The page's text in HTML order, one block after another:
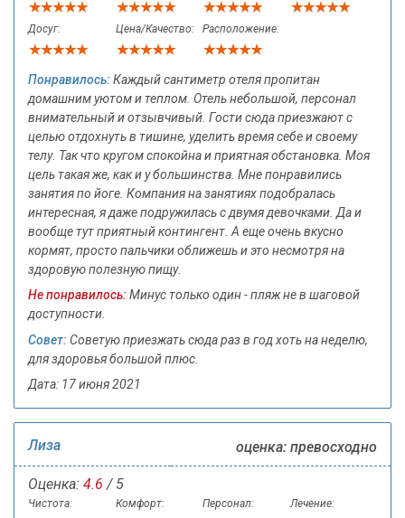
Досуг: Цена/Качество: Расположение:
Понравилось: Каждый сантиметр отеля пропитан
домашним уютом и теплом. Отель небольшой, персонал
внимательный и отзывчивый. Гости сюда приезжают с
целью отдохнуть в тишине, уделить время себе и своему
телу. Так что кругом спокойна и приятная обстановка. Моя
цель такая же, как и у большинства. Мне понравились
занятия по йоге. Компания на занятиях подобралась
интересная, я даже подружилась с двумя девочками. Да и
вообще тут приятный контингент. А еще очень вкусно
кормят, просто пальчики оближешь и это несмотря на
здоровую полезную пищу.
Не понравилось: Минус только один - пляж не в шаговой
доступности.
Совет: Советую приезжать сюда раз в год хоть на неделю,
для здоровья большой плюс.
Дата: 17 июня 2021
Лиза оценка: превосходно
Оценка: 4.6 / 5
Чистота: Комфорт: Персонал: Лечение: